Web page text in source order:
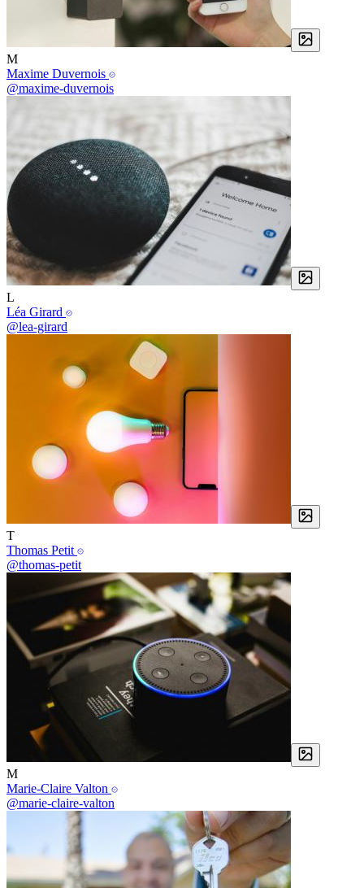
M
Maxime Duvernois
@maxime-duvernois
L
Léa Girard
@lea-girard
T
Thomas Petit
@thomas-petit
M
Marie-Claire Valton
@marie-claire-valton